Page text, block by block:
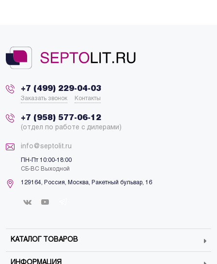
+7 (499) 229-04-03
Заказать звонок Контакты
+7 (958) 577-06-12
(отдел по работе с дилерами)
info@septolit.ru
ПН-Пт 10:00-18:00
СБ-ВС Выходной
129164, Россия, Москва, Ракетный бульвар, 16
КАТАЛОГ ТОВАРОВ
ИНФОРМАЦИЯ